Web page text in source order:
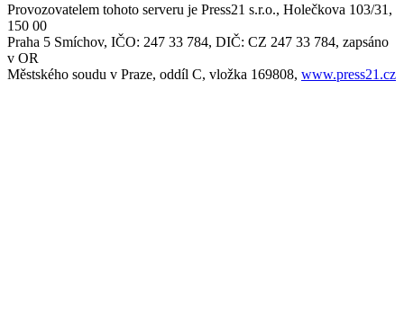
Provozovatelem tohoto serveru je Press21 s.r.o., Holečkova 103/31,
150 00
Praha 5 Smíchov, IČO: 247 33 784, DIČ: CZ 247 33 784, zapsáno
v OR
Městského soudu v Praze, oddíl C, vložka 169808, www.press21.cz